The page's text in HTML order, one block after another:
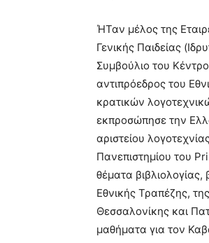
ΉΤαν μέλος της
Γενικής Παιδείας
Συμβούλιο του
αντιπρόεδρος του
κρατικών
εκπροσώπησε την
αριστείου
Πανεπιστημίου του
θέματα
Εθνικής Τραπέζης,
Θεσσαλονίκης και
μαθήματα για τον